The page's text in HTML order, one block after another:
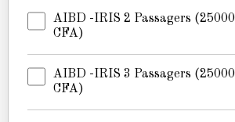
AIBD -IRIS 2 Passagers (25000
CFA)
AIBD -IRIS 3 Passagers (25000
CFA)